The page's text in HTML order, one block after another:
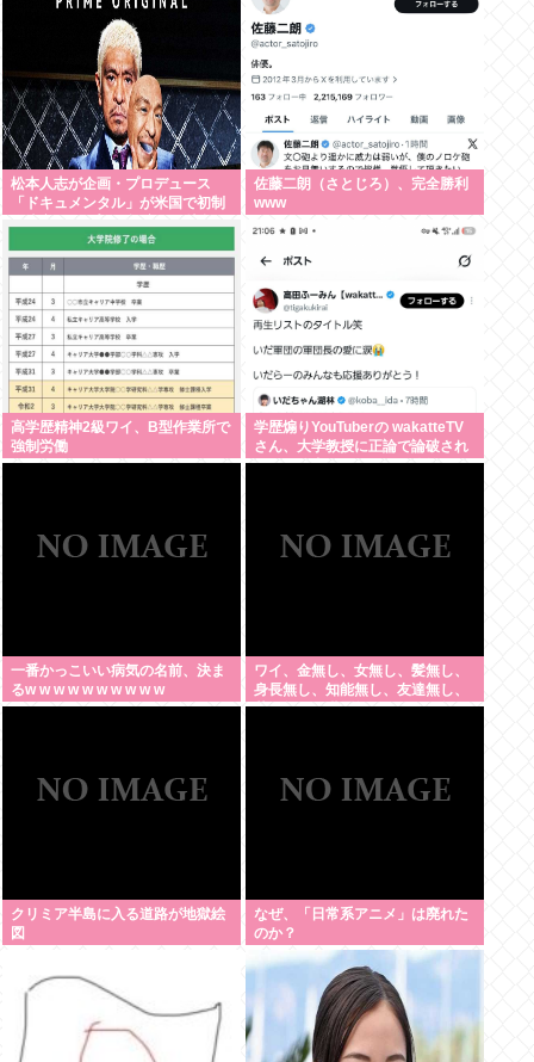
松本人志が企画・プロデュース
「ドキュメンタル」が米国で初制
佐藤二朗（さとじろ）、完全勝利
www
高学歴精神2級ワイ、B型作業所で
強制労働
学歴煽りYouTuberの wakatteTV
さん、大学教授に正論で論破され
たので信者ファンネルに冷笑させ
一番かっこいい病気の名前、決ま
るw w w w w w w w w w
ワイ、金無し、女無し、髪無し、
身長無し、知能無し、友達無し、
若さ無し、職歴無し、やる気無し
クリミア半島に入る道路が地獄絵
図
なぜ、「日常系アニメ」は廃れた
のか？